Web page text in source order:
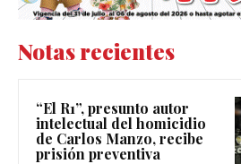
Notas recientes
“El R1”, presunto autor
intelectual del homicidio
de Carlos Manzo, recibe
prisión preventiva